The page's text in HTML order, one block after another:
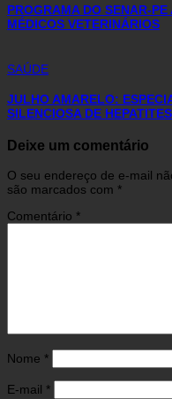
PROGRAMA DO SENAR-
MÉDICOS VETERINÁRIOS
SAÚDE
JULHO AMARELO:
SILENCIOSA DE
Deixe um comentário
O seu endereço de e-mail
são marcados com *
Comentário *
Nome *
E-mail *